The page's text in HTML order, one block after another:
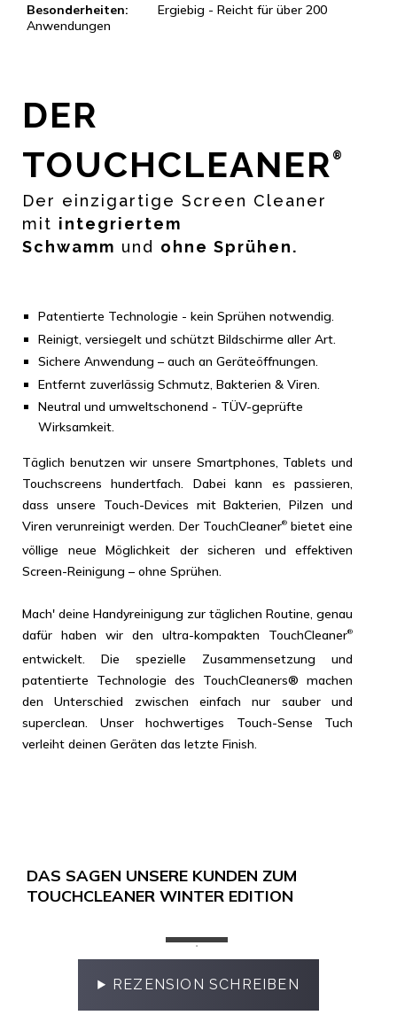
Besonderheiten:
Ergiebig - Reicht für über 200
Anwendungen
DER
TOUCHCLEANER ®
Der einzigartige Screen Cleaner
mit integriertem
Schwamm und ohne Sprühen.
Patentierte Technologie - kein Sprühen notwendig.
Reinigt, versiegelt und schützt Bildschirme aller Art.
Sichere Anwendung – auch an Geräteöffnungen.
Entfernt zuverlässig Schmutz, Bakterien & Viren.
Neutral und umweltschonend - TÜV-geprüfte
Wirksamkeit.
Täglich benutzen wir unsere Smartphones, Tablets und
Touchscreens hundertfach. Dabei kann es passieren,
dass unsere Touch-Devices mit Bakterien, Pilzen und
Viren verunreinigt werden. Der TouchCleaner®bietet eine
völlige neue Möglichkeit der sicheren und effektiven
Screen-Reinigung – ohne Sprühen.
Mach' deine Handyreinigung zur täglichen Routine, genau
dafür haben wir den ultra-kompakten TouchCleaner®
entwickelt. Die spezielle Zusammensetzung und
patentierte Technologie des TouchCleaners® machen
den Unterschied zwischen einfach nur sauber und
superclean. Unser hochwertiges Touch-Sense Tuch
verleiht deinen Geräten das letzte Finish.
DAS SAGEN UNSERE KUNDEN ZUM
TOUCHCLEANER WINTER EDITION
REZENSION SCHREIBEN